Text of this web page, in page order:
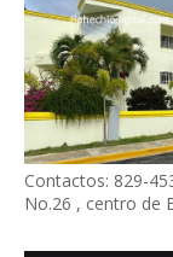
Contactos: 829-
No.26 , centro de